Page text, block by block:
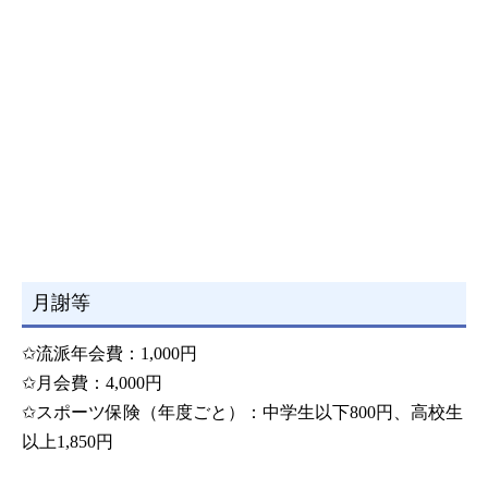
月謝等
✩流派年会費：1,000円
✩月会費：4,000円
✩スポーツ保険（年度ごと）：中学生以下800円、高校生
以上1,850円